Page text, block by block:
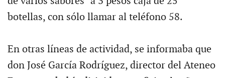
botellas, con sólo llamar al teléfono 58.
En otras líneas de actividad, se informaba que
don José García Rodríguez, director del Ateneo